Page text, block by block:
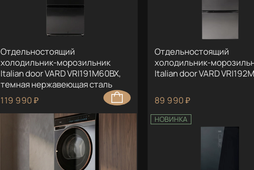
Отдельностоящий
холодильник-морозильник
Italian door VARD VRI191M60BX,
темная нержавеющая сталь
119 990 ₽
Отдельностоящий
холодильник-
Italian door VARD
89 990 ₽
НОВИНКА